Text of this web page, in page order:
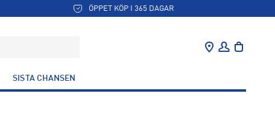
ÖPPET KÖP I 365 DAGAR
SISTA CHANSEN